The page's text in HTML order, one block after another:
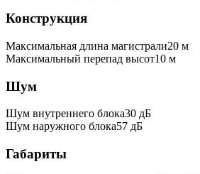
Конструкция
Максимальная длина магистрали20 м
Максимальный перепад высот10 м
Шум
Шум внутреннего блока30 дБ
Шум наружного блока57 дБ
Габариты